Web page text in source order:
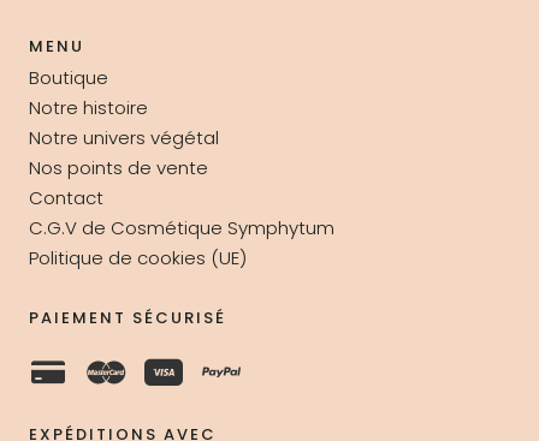
MENU
Boutique
Notre histoire
Notre univers végétal
Nos points de vente
Contact
C.G.V de Cosmétique Symphytum
Politique de cookies (UE)
PAIEMENT SÉCURISÉ
EXPÉDITIONS AVEC